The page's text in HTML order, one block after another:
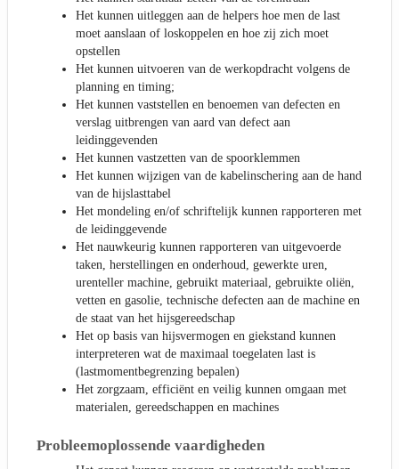
Het kunnen uitleggen aan de helpers hoe men de last
moet aanslaan of loskoppelen en hoe zij zich moet
opstellen
Het kunnen uitvoeren van de werkopdracht volgens de
planning en timing;
Het kunnen vaststellen en benoemen van defecten en
verslag uitbrengen van aard van defect aan
leidinggevenden
Het kunnen vastzetten van de spoorklemmen
Het kunnen wijzigen van de kabelinschering aan de hand
van de hijslasttabel
Het mondeling en/of schriftelijk kunnen rapporteren met
de leidinggevende
Het nauwkeurig kunnen rapporteren van uitgevoerde
taken, herstellingen en onderhoud, gewerkte uren,
urenteller machine, gebruikt materiaal, gebruikte oliën,
vetten en gasolie, technische defecten aan de machine en
de staat van het hijsgereedschap
Het op basis van hijsvermogen en giekstand kunnen
interpreteren wat de maximaal toegelaten last is
(lastmomentbegrenzing bepalen)
Het zorgzaam, efficiënt en veilig kunnen omgaan met
materialen, gereedschappen en machines
Probleemoplossende vaardigheden